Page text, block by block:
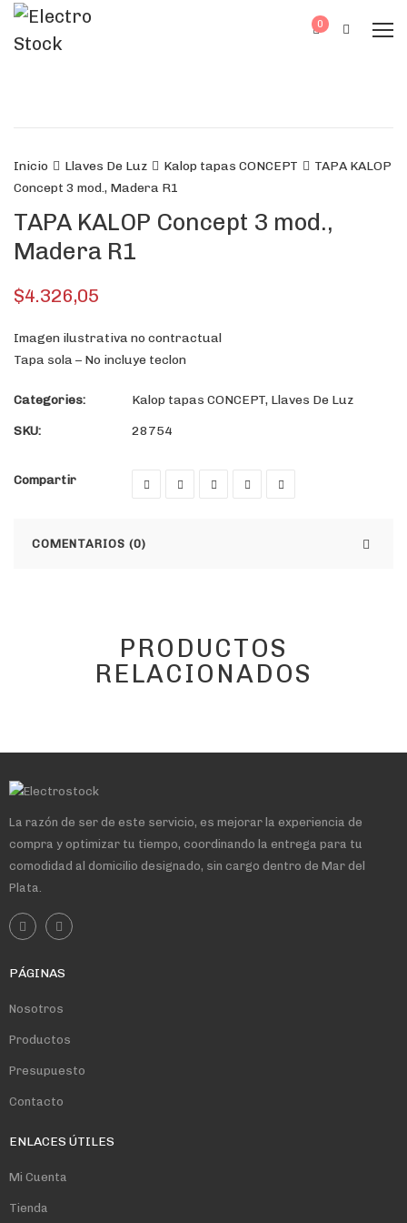
0
Inicio Llaves De Luz Kalop tapas CONCEPT
TAPA KALOP
Concept 3 mod., Madera R1
TAPA KALOP Concept 3 mod.,
Madera R1
$4.326,05
Imagen ilustrativa no contractual
Tapa sola – No incluye teclon
Categories: Kalop tapas CONCEPT, Llaves De Luz
SKU:
28754
Compartir
COMENTARIOS (0)
PRODUCTOS
RELACIONADOS
La razón de ser de este servicio, es mejorar la experiencia de
compra y optimizar tu tiempo, coordinando la entrega para tu
comodidad al domicilio designado, sin cargo dentro de Mar del
Plata.
PÁGINAS
Nosotros
Productos
Presupuesto
Contacto
ENLACES ÚTILES
Mi Cuenta
Tienda